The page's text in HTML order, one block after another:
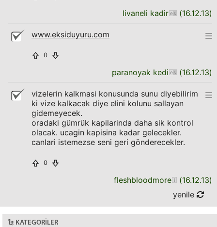
livaneli kadir (16.12.13)
www.eksiduyuru.com
0
paranoyak kedi (16.12.13)
vizelerin kalkmasi konusunda sunu diyebilirim
ki vize kalkacak diye elini kolunu sallayan
gidemeyecek.
oradaki gümrük kapilarinda daha sik kontrol
olacak. ucagin kapisina kadar gelecekler.
canlari istemezse seni geri gönderecekler.
0
fleshbloodmore (16.12.13)
yenile
KATEGORILER